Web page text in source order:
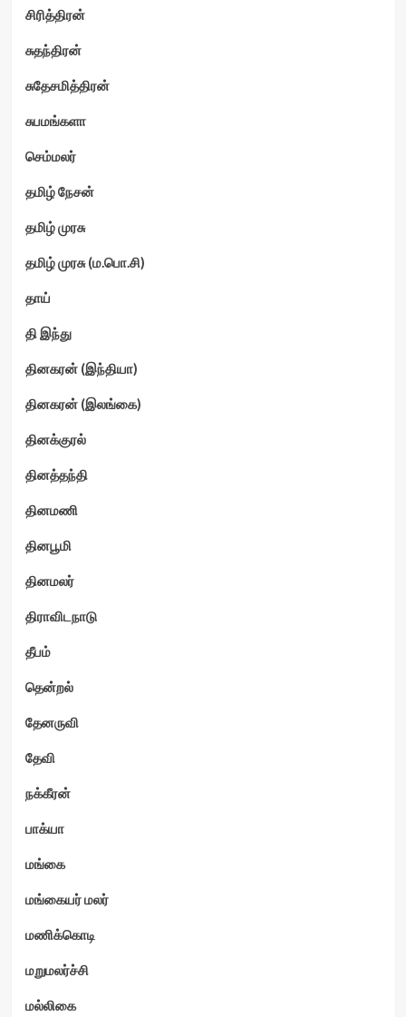
சிரித்திரன்
சுதந்திரன்
சுதேசமித்திரன்
சுபமங்களா
செம்மலர்
தமிழ் நேசன்
தமிழ் முரசு
தமிழ் முரசு (ம.பொ.சி)
தாய்
தி இந்து
தினகரன் (இந்தியா)
தினகரன் (இலங்கை)
தினக்குரல்
தினத்தந்தி
தினமணி
தினபூமி
தினமலர்
திராவிடநாடு
தீபம்
தென்றல்
தேனருவி
தேவி
நக்கீரன்
பாக்யா
மங்கை
மங்கையர் மலர்
மணிக்கொடி
மறுமலர்ச்சி
மல்லிகை